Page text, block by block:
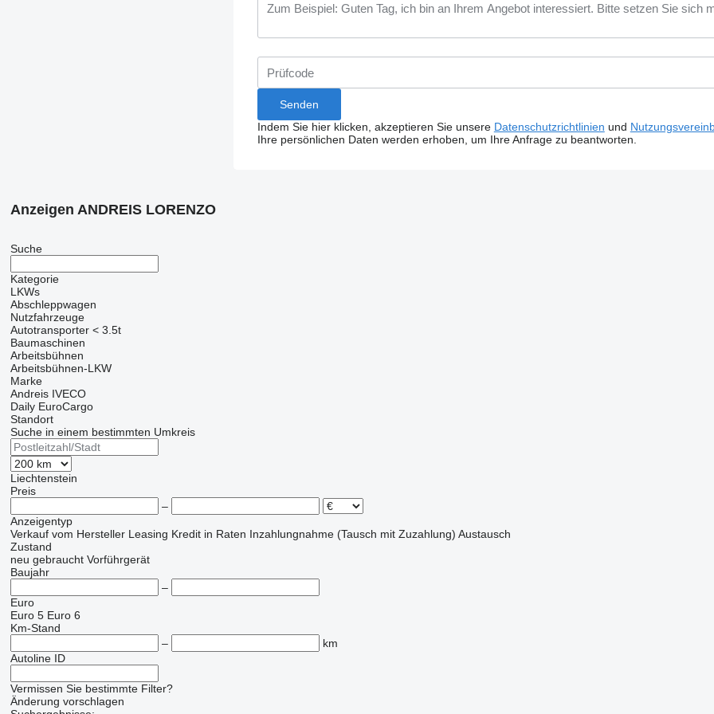
Indem Sie hier klicken, akzeptieren Sie unsere Datenschutzrichtlinien und
Ihre persönlichen Daten werden erhoben, um Ihre Anfrage zu beantworten.
Anzeigen ANDREIS LORENZO
Suche
Kategorie
LKWs
Abschleppwagen
Nutzfahrzeuge
Autotransporter < 3.5t
Baumaschinen
Arbeitsbühnen
Arbeitsbühnen-LKW
Marke
Andreis IVECO
Daily EuroCargo
Standort
Suche in einem bestimmten Umkreis
Liechtenstein
Preis
–
Anzeigentyp
Verkauf vom Hersteller Leasing Kredit in Raten Inzahlungnahme (Tausch mit Zuzahlung) Austausch
Zustand
neu gebraucht Vorführgerät
Baujahr
–
Euro
Euro 5 Euro 6
Km-Stand
–
km
Autoline ID
Vermissen Sie bestimmte Filter?
Änderung vorschlagen